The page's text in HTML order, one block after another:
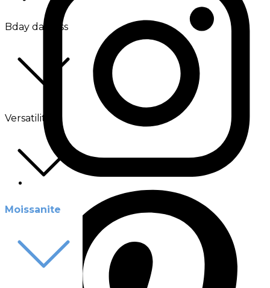
Bday da Boss
Versatilité
Moissanite